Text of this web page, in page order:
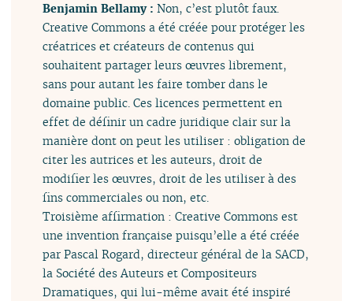
Benjamin Bellamy :Non, c’est plutôt faux.
Creative Commons a été créée pour protéger les
créatrices et créateurs de contenus qui
souhaitent partager leurs œuvres librement,
sans pour autant les faire tomber dans le
domaine public. Ces licences permettent en
effet de définir un cadre juridique clair sur la
manière dont on peut les utiliser : obligation de
citer les autrices et les auteurs, droit de
modifier les œuvres, droit de les utiliser à des
fins commerciales ou non, etc.
Troisième affirmation : Creative Commons est
une invention française puisqu’elle a été créée
par Pascal Rogard, directeur général de la SACD,
la Société des Auteurs et Compositeurs
Dramatiques, qui lui-même avait été inspiré